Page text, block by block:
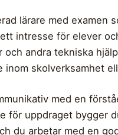
lärare med examen
intresse för elever
och andra tekniska
inom skolverksamhet
med en
för uppdraget bygger
du arbetar med en